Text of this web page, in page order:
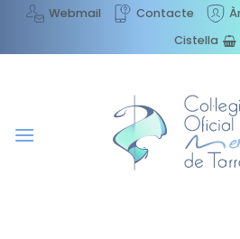
content
Webmail Contacte
Cistella